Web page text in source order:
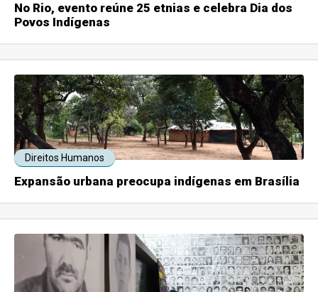
No Rio, evento reúne 25 etnias e celebra Dia dos
Povos Indígenas
Direitos Humanos
Expansão urbana preocupa indígenas em Brasília